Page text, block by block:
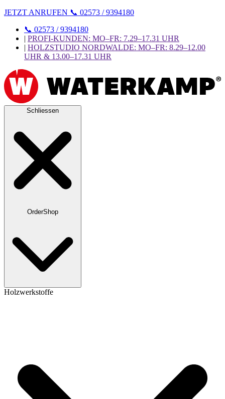
JETZT ANRUFEN 📞 02573 / 9394180
📞 02573 / 9394180
| PROFI-KUNDEN: MO–FR: 7.29–17.31 UHR
| HOLZSTUDIO NORDWALDE: MO–FR: 8.29–12.00
UHR & 13.00–17.31 UHR
Schliessen
OrderShop
Holzwerkstoffe